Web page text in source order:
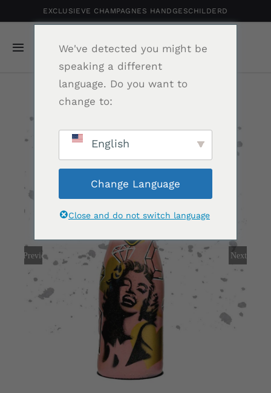
naar
inhoud
EXCLUSIEVE CHAMPAGNES HANDGESCHILDERD
Navigatie
Toggelen
Home
Shop
Nieuws
Over ons
Contact
Shopping Cart
Previous Next
We've detected you might be
speaking a different
language. Do you want to
change to:
English
Change Language
Close and do not switch language